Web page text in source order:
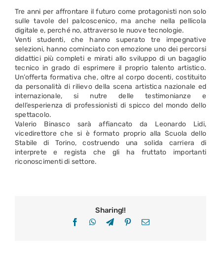
Tre anni per affrontare il futuro come protagonisti non solo
sulle tavole del palcoscenico, ma anche nella pellicola
digitale e, perché no, attraverso le nuove tecnologie.
Venti studenti, che hanno superato tre impegnative
selezioni, hanno cominciato con emozione uno dei percorsi
didattici più completi e mirati allo sviluppo di un bagaglio
tecnico in grado di esprimere il proprio talento artistico.
Un’offerta formativa che, oltre al corpo docenti, costituito
da personalità di rilievo della scena artistica nazionale ed
internazionale, si nutre delle testimonianze e
dell’esperienza di professionisti di spicco del mondo dello
spettacolo.
Valerio Binasco sarà affiancato da Leonardo Lidi,
vicedirettore che si è formato proprio alla Scuola dello
Stabile di Torino, costruendo una solida carriera di
interprete e regista che gli ha fruttato importanti
riconoscimenti di settore.
Sharing!!
FacebookWhatsApp
TelegramPinterestEmail